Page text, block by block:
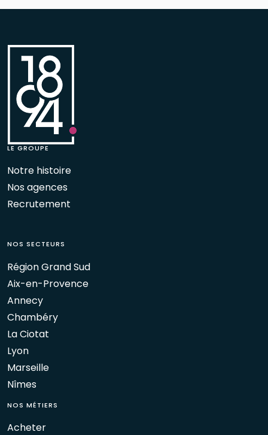
LE GROUPE
Notre histoire
Nos agences
Recrutement
NOS SECTEURS
Région Grand Sud
Aix-en-Provence
Annecy
Chambéry
La Ciotat
Lyon
Marseille
Nîmes
NOS MÉTIERS
Acheter